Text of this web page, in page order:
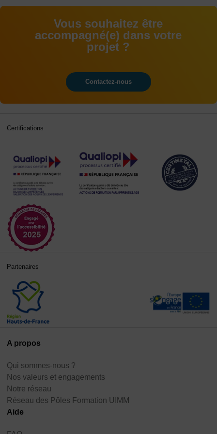
Vous souhaitez être
accompagné(e) dans votre
projet ?
Contactez-nous
A propos
Qui sommes-nous ?
Nos valeurs et engagements
Notre réseau
Réseau des Pôles Formation UIMM
Aide
Certifications
Partenaires